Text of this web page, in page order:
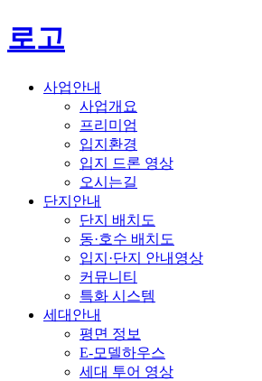
로고
사업안내
사업개요
프리미엄
입지환경
입지 드론 영상
오시는길
단지안내
단지 배치도
동·호수 배치도
입지·단지 안내영상
커뮤니티
특화 시스템
세대안내
평면 정보
E-모델하우스
세대 투어 영상